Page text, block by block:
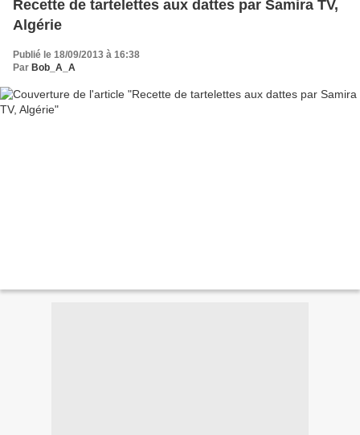
Recette de tartelettes aux dattes par Samira TV,
Algérie
Publié le 18/09/2013 à 16:38
Par Bob_A_A